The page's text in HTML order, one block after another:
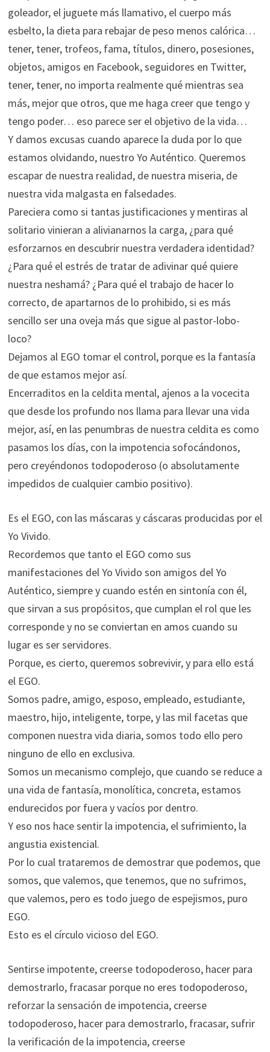
goleador, el juguete más llamativo, el cuerpo más
esbelto, la dieta para rebajar de peso menos calórica…
tener, tener, trofeos, fama, títulos, dinero, posesiones,
objetos, amigos en Facebook, seguidores en Twitter,
tener, tener, no importa realmente qué mientras sea
más, mejor que otros, que me haga creer que tengo y
tengo poder… eso parece ser el objetivo de la vida…
Y damos excusas cuando aparece la duda por lo que
estamos olvidando, nuestro Yo Auténtico. Queremos
escapar de nuestra realidad, de nuestra miseria, de
nuestra vida malgasta en falsedades.
Pareciera como si tantas justificaciones y mentiras al
solitario vinieran a alivianarnos la carga, ¿para qué
esforzarnos en descubrir nuestra verdadera identidad?
¿Para qué el estrés de tratar de adivinar qué quiere
nuestra neshamá? ¿Para qué el trabajo de hacer lo
correcto, de apartarnos de lo prohibido, si es más
sencillo ser una oveja más que sigue al pastor-lobo-
loco?
Dejamos al EGO tomar el control, porque es la fantasía
de que estamos mejor así.
Encerraditos en la celdita mental, ajenos a la vocecita
que desde los profundo nos llama para llevar una vida
mejor, así, en las penumbras de nuestra celdita es como
pasamos los días, con la impotencia sofocándonos,
pero creyéndonos todopoderoso (o absolutamente
impedidos de cualquier cambio positivo).
Es el EGO, con las máscaras y cáscaras producidas por el
Yo Vivido.
Recordemos que tanto el EGO como sus
manifestaciones del Yo Vivido son amigos del Yo
Auténtico, siempre y cuando estén en sintonía con él,
que sirvan a sus propósitos, que cumplan el rol que les
corresponde y no se conviertan en amos cuando su
lugar es ser servidores.
Porque, es cierto, queremos sobrevivir, y para ello está
el EGO.
Somos padre, amigo, esposo, empleado, estudiante,
maestro, hijo, inteligente, torpe, y las mil facetas que
componen nuestra vida diaria, somos todo ello pero
ninguno de ello en exclusiva.
Somos un mecanismo complejo, que cuando se reduce a
una vida de fantasía, monolítica, concreta, estamos
endurecidos por fuera y vacíos por dentro.
Y eso nos hace sentir la impotencia, el sufrimiento, la
angustia existencial.
Por lo cual trataremos de demostrar que podemos, que
somos, que valemos, que tenemos, que no sufrimos,
que valemos, pero es todo juego de espejismos, puro
EGO.
Esto es el círculo vicioso del EGO.
Sentirse impotente, creerse todopoderoso, hacer para
demostrarlo, fracasar porque no eres todopoderoso,
reforzar la sensación de impotencia, creerse
todopoderoso, hacer para demostrarlo, fracasar, sufrir
la verificación de la impotencia, creerse